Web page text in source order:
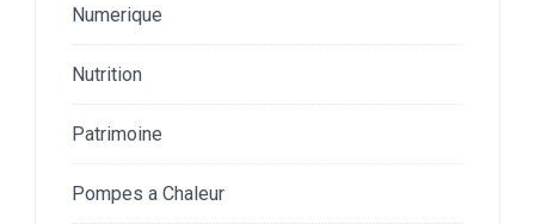
Numerique
Nutrition
Patrimoine
Pompes a Chaleur